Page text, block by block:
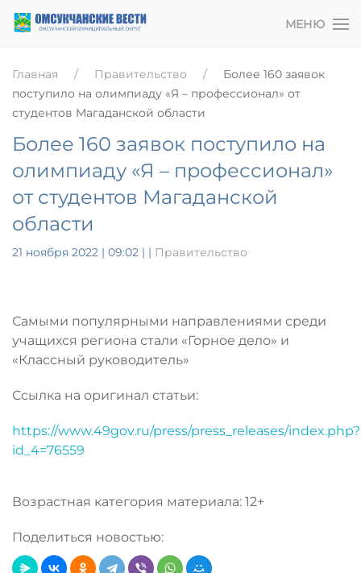
МЕНЮ
Главная Правительство
Более 160 заявок
поступило на олимпиаду «Я – профессионал» от
студентов Магаданской области
Более 160 заявок поступило на
олимпиаду «Я – профессионал»
от студентов Магаданской
области
21 ноября 2022 | 09:02 | | Правительство
Самыми популярными направлениями среди
учащихся региона стали «Горное дело» и
«Классный руководитель»
Ссылка на оригинал статьи:
https://www.49gov.ru/press/press_releases/index.php?
id_4=76559
Возрастная категория материала: 12+
Поделиться новостью: